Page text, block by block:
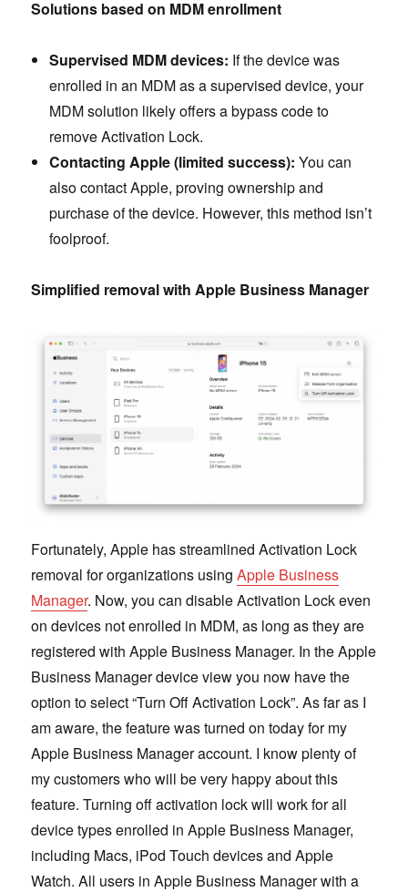
Solutions based on MDM enrollment
Supervised MDM devices: If the device was
enrolled in an MDM as a supervised device, your
MDM solution likely offers a bypass code to
remove Activation Lock.
Contacting Apple (limited success): You can
also contact Apple, proving ownership and
purchase of the device. However, this method isn’t
foolproof.
Simplified removal with Apple Business Manager
Fortunately, Apple has streamlined Activation Lock
removal for organizations usingApple Business
Manager. Now, you can disable Activation Lock even
on devices not enrolled in MDM, as long as they are
registered with Apple Business Manager. In the Apple
Business Manager device view you now have the
option to select “Turn Off Activation Lock”. As far as I
am aware, the feature was turned on today for my
Apple Business Manager account. I know plenty of
my customers who will be very happy about this
feature. Turning off activation lock will work for all
device types enrolled in Apple Business Manager,
including Macs, iPod Touch devices and Apple
Watch. All users in Apple Business Manager with a